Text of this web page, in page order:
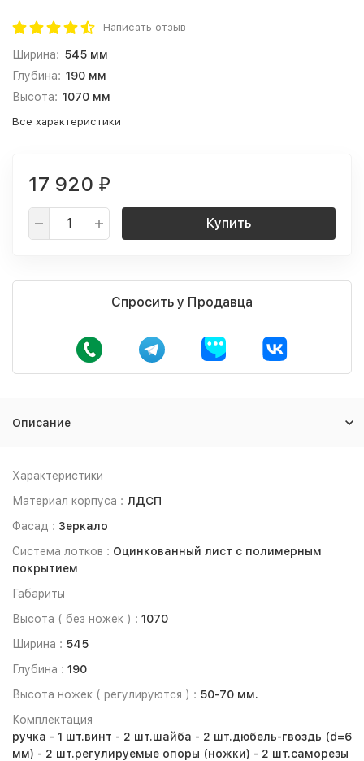
Написать отзыв
Ширина: 545 мм
Глубина: 190 мм
Высота: 1070 мм
Все характеристики
17 920 ₽
Купить
Спросить у Продавца
Описание
Характеристики
Материал корпуса : ЛДСП
Фасад : Зеркало
Система лотков : Оцинкованный лист с полимерным
покрытием
Габариты
Высота ( без ножек ) : 1070
Ширина : 545
Глубина : 190
Высота ножек ( регулируются ) : 50-70 мм.
Комплектация
ручка - 1 шт.винт - 2 шт.шайба - 2 шт.дюбель-гвоздь (d=6
мм) - 2 шт.регулируемые опоры (ножки) - 2 шт.саморезы